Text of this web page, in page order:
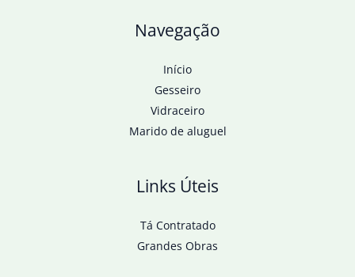
Navegação
Início
Gesseiro
Vidraceiro
Marido de aluguel
Links Úteis
Tá Contratado
Grandes Obras